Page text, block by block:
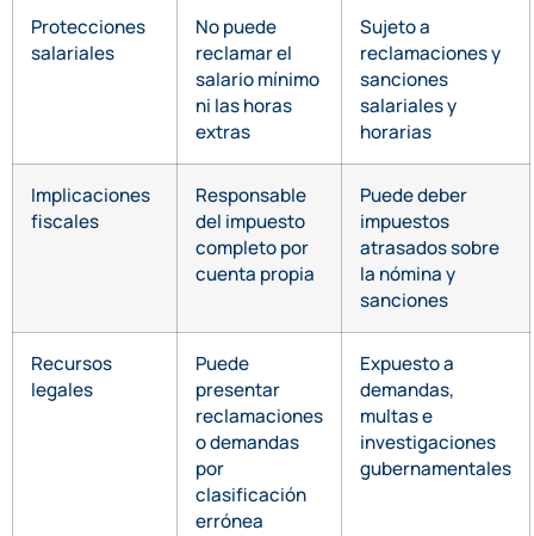
Protecciones
salariales
No puede
reclamar el
salario mínimo
ni las horas
extras
Sujeto a
reclamaciones y
sanciones
salariales y
horarias
Implicaciones
fiscales
Responsable
del impuesto
completo por
cuenta propia
Puede deber
impuestos
atrasados sobre
la nómina y
sanciones
Recursos
legales
Puede
presentar
reclamaciones
o demandas
por
clasificación
errónea
Expuesto a
demandas,
multas e
investigaciones
gubernamentales